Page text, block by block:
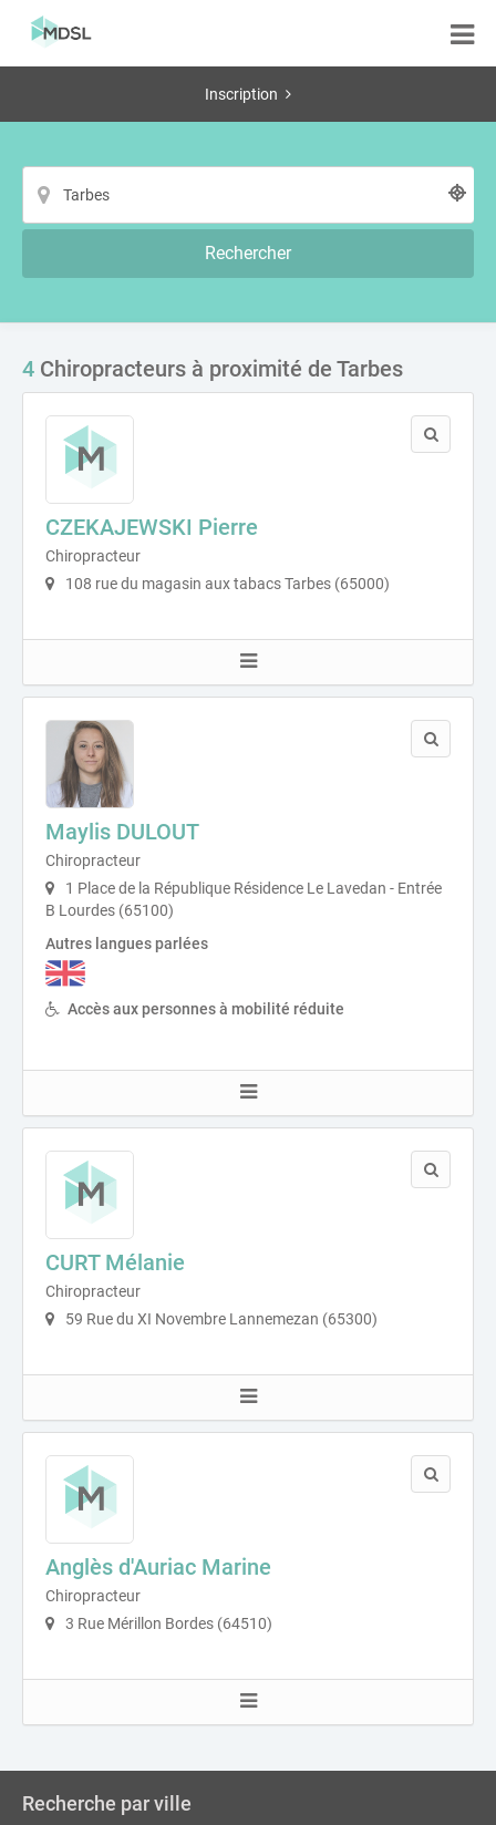
Inscription
Rechercher
4 Chiropracteurs à proximité de Tarbes
CZEKAJEWSKI Pierre
Chiropracteur
108 rue du magasin aux tabacs Tarbes (65000)
Maylis DULOUT
Chiropracteur
1 Place de la République Résidence Le Lavedan - Entrée
B Lourdes (65100)
Autres langues parlées
Accès aux personnes à mobilité réduite
CURT Mélanie
Chiropracteur
59 Rue du XI Novembre Lannemezan (65300)
Anglès d'Auriac Marine
Chiropracteur
3 Rue Mérillon Bordes (64510)
Recherche par ville